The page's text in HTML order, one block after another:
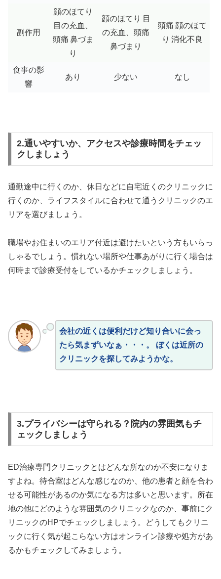
副作用
顔のほてり
目の充血、
頭痛 鼻づま
り
顔のほてり 目
の充血、頭痛
鼻づまり
頭痛 顔のほて
り 消化不良
食事の影
響
あり 少ない なし
2.通いやすいか、アクセスや診療時間をチェッ
クしましょう
通勤途中に行くのか、休日などに自宅近くのクリニックに
行くのか、ライフスタイルに合わせて通うクリニックのエ
リアを選びましょう。
職場やお住まいのエリア付近は避けたいという方もいらっ
しゃるでしょう。慣れない場所や仕事あがりに行く場合は
何時まで診療受付をしているかチェックしましょう。
会社の近くは便利だけど知り合いに会っ
たら気まずいなぁ・・・。 ぼくは近所の
クリニックを探してみようかな。
3.プライバシーは守られる？院内の雰囲気もチ
ェックしましょう
ED治療専門クリニックとはどんな所なのか不安になりま
すよね。待合室はどんな感じなのか、他の患者と顔を合わ
せる可能性があるのか気になる方は多いと思います。所在
地の他にどのような雰囲気のクリニックなのか、事前にク
リニックのHPでチェックしましょう。どうしてもクリニ
ックに行く気が起こらない方はオンライン診療や処方があ
るかもチェックしてみましょう。